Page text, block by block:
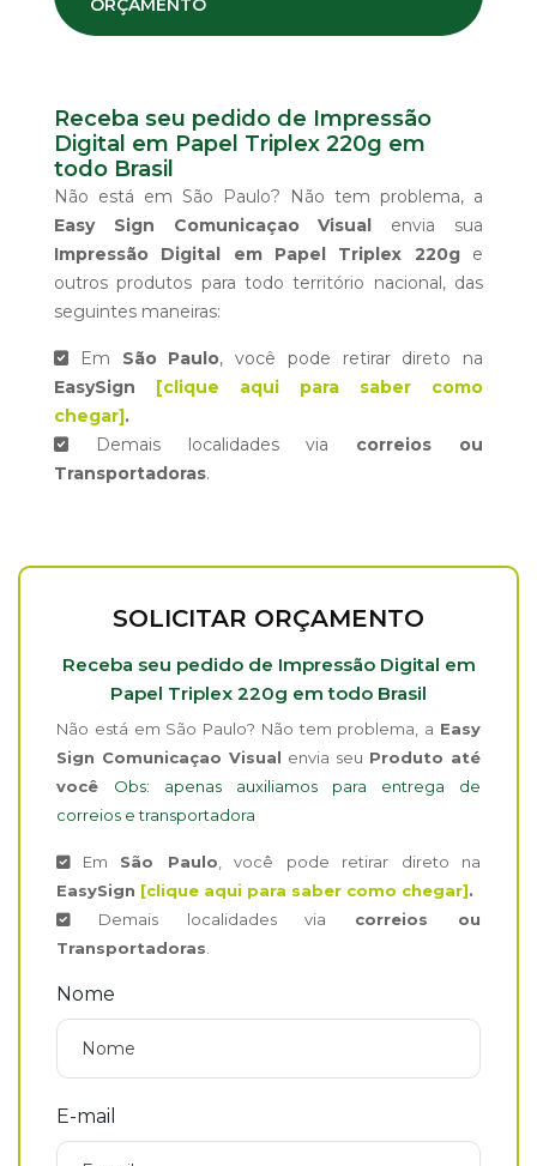
ORÇAMENTO
Receba seu pedido de Impressão
Digital em Papel Triplex 220g em
todo Brasil
Não está em São Paulo? Não tem problema, a
Easy Sign Comunicaçao Visual envia sua
Impressão Digital em Papel Triplex 220ge
outros produtos para todo território nacional, das
seguintes maneiras:
Em São Paulo, você pode retirar direto na
EasySign [clique aqui para saber como
chegar].
Demais localidades via correios ou
Transportadoras.
SOLICITAR ORÇAMENTO
Receba seu pedido de Impressão Digital em
Papel Triplex 220g em todo Brasil
Não está em São Paulo? Não tem problema, a Easy
Sign Comunicaçao Visual envia seu Produto até
você Obs: apenas auxiliamos para entrega de
correios e transportadora
Em São Paulo , você pode retirar direto na
EasySign [clique aqui para saber como chegar].
Demais localidades via correios ou
Transportadoras
Nome
E-mail